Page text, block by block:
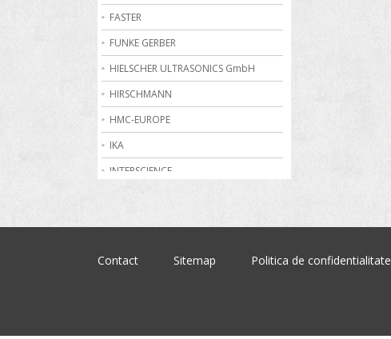
Bioreactoare
Biurete digitale
Calorimetrie
Camere climatice
Cantare electronice industriale
Centrifuge de laborator
Conductometre
FASTER
FUNKE GERBER
HIELSCHER ULTRASONICS GmbH
HIRSCHMANN
HMC-EUROPE
IKA
INTERSCIENCE
Contact Sitemap Politica de confidentialitate